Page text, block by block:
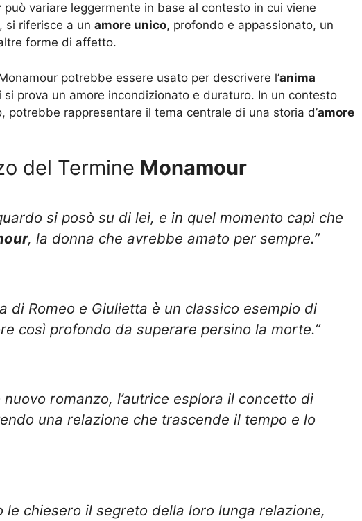
può variare leggermente in base al contesto in cui viene
si riferisce a un amore unico, profondo e appassionato, un
forme di affetto.
potrebbe essere usato per descrivere l’anima
si prova un amore incondizionato e duraturo. In un contesto
potrebbe rappresentare il tema centrale di una storia d’amore
del Termine Monamour
si posò su di lei, e in quel momento capì che
, la donna che avrebbe amato per sempre.”
di Romeo e Giulietta è un classico esempio di
così profondo da superare persino la morte.”
nuovo romanzo, l’autrice esplora il concetto di
una relazione che trascende il tempo e lo
le chiesero il segreto della loro lunga relazione,